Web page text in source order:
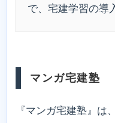
で、宅建学習の導
マンガ宅建塾
『マンガ宅建塾』は